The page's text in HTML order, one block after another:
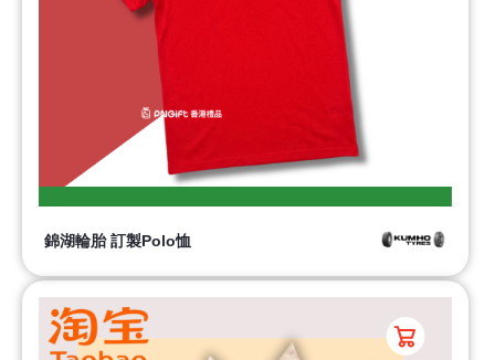
錦湖輪胎 訂製Polo恤